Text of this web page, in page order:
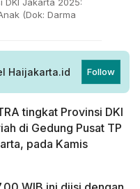
DKI Jakarta 2025:
(Dok: Darma
Haijakarta.id Follow
tingkat Provinsi DKI
di Gedung Pusat TP
pada Kamis